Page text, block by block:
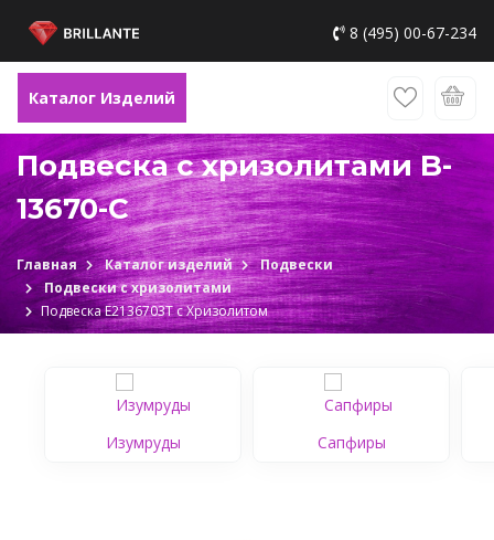
8 (495) 00-67-234
Каталог Изделий
Подвеска с хризолитами B-
13670-C
Главная Каталог изделий
Подвески
Подвески с хризолитами
Подвеска Е2136703Т c Хризолитом
Изумруды Сапфиры